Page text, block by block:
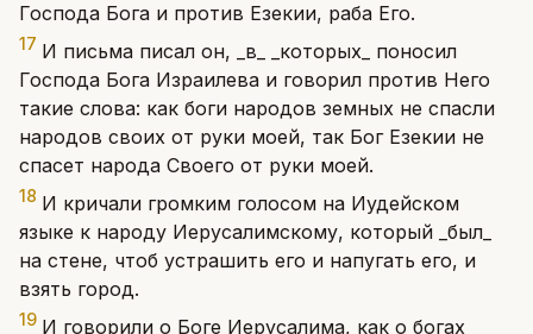
Господа Бога и против Езекии, раба Его.
17 И письма писал он, _в_ _которых_ поносил
Господа Бога Израилева и говорил против Него
такие слова: как боги народов земных не спасли
народов своих от руки моей, так Бог Езекии не
спасет народа Своего от руки моей.
18 И кричали громким голосом на Иудейском
языке к народу Иерусалимскому, который _был_
на стене, чтоб устрашить его и напугать его, и
взять город.
19 И говорили о Боге Иерусалима, как о богах